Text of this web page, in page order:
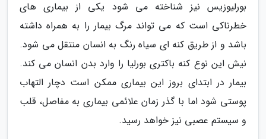
بورلیوزیس نیز شناخته می شود یکی از بیماری های
خطرناکی است که می تواند مرگ بیمار را به همراه داشته
باشد و از طریق کنه ای سیاه رنگ به انسان منتقل می شود.
نیش این نوع کنه باکتری بورلیا را وارد بدن انسان می کند.
بیمار در ابتدای بروز این بیماری ممکن است دچار التهاب
پوستی شود اما با گذر زمان علائمی بیماری به مفاصل، قلب
و سیستم عصبی نیز خواهد رسید.